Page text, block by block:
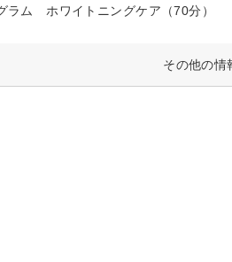
ラム ホワイトニングケア（70分）
その他の情